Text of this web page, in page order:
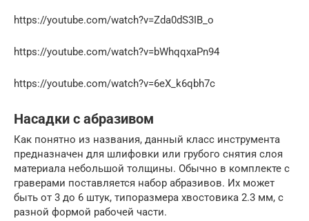
https://youtube.com/watch?v=Zda0dS3IB_o
https://youtube.com/watch?v=bWhqqxaPn94
https://youtube.com/watch?v=6eX_k6qbh7c
Насадки с абразивом
Как понятно из названия, данный класс инструмента
предназначен для шлифовки или грубого снятия слоя
материала небольшой толщины. Обычно в комплекте с
граверами поставляется набор абразивов. Их может
быть от 3 до 6 штук, типоразмера хвостовика 2.3 мм, с
разной формой рабочей части.